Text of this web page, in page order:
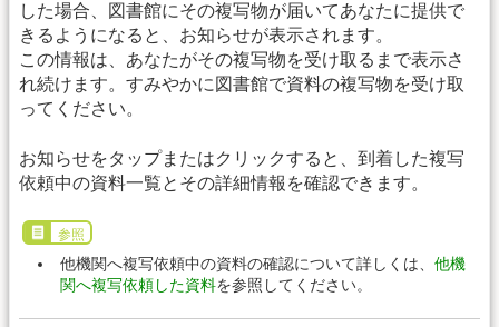
した場合、図書館にその複写物が届いてあなたに提供で
きるようになると、お知らせが表示されます。
この情報は、あなたがその複写物を受け取るまで表示さ
れ続けます。すみやかに図書館で資料の複写物を受け取
ってください。
お知らせをタップまたはクリックすると、到着した複写
依頼中の資料一覧とその詳細情報を確認できます。
参照
他機関へ複写依頼中の資料の確認について詳しくは、 他機
関へ複写依頼した資料を参照してください。